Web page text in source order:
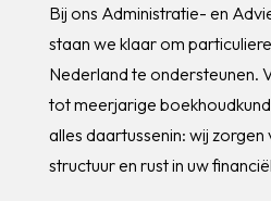
Bij ons Administratie- en
staan we klaar om
Nederland te ondersteunen.
tot meerjarige
alles daartussenin: wij
structuur en rust in uw